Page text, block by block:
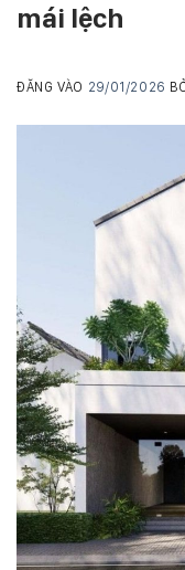
mái lệch
ĐĂNG VÀO 29/01/2026